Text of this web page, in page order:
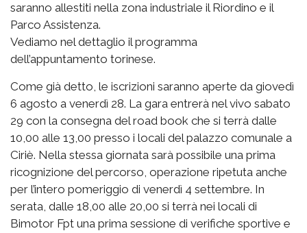
saranno allestiti nella zona industriale il Riordino e il
Parco Assistenza.
Vediamo nel dettaglio il programma
dell’appuntamento torinese.
Come già detto, le iscrizioni saranno aperte da giovedì
6 agosto a venerdì 28. La gara entrerà nel vivo sabato
29 con la consegna del road book che si terrà dalle
10,00 alle 13,00 presso i locali del palazzo comunale a
Ciriè. Nella stessa giornata sarà possibile una prima
ricognizione del percorso, operazione ripetuta anche
per l’intero pomeriggio di venerdì 4 settembre. In
serata, dalle 18,00 alle 20,00 si terrà nei locali di
Bimotor Fpt una prima sessione di verifiche sportive e